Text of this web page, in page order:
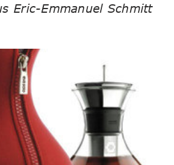
Eric-Emmanuel Schmitt